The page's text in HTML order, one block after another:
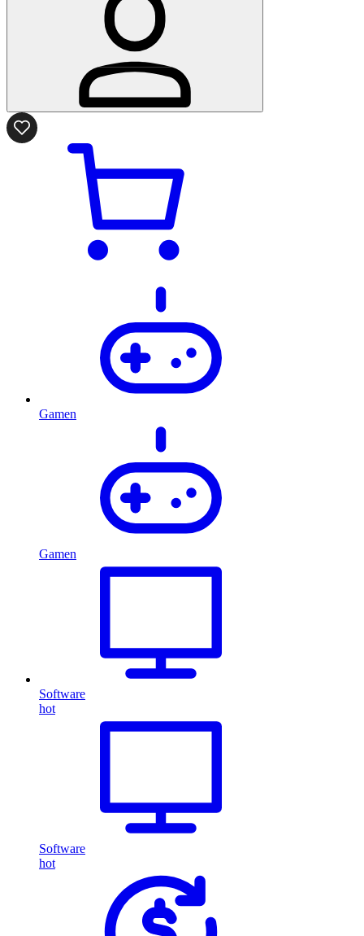
Gamen
Gamen
Software
hot
Software
hot